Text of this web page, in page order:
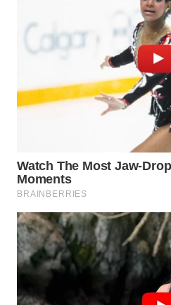
INDRAMAYU
KUNINGAN
WN
SUBANG
WN
SUKABUMI
WN